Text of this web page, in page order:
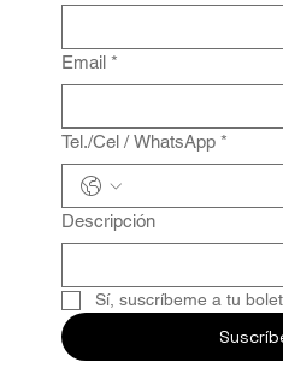
Email *
Tel./Cel / WhatsApp *
Descripción
Sí, suscríbeme a tu